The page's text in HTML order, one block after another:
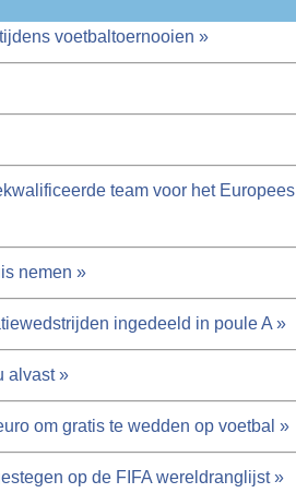
voetbaltoernooien »
team voor het Europees
nemen »
ingedeeld in poule A »
alvast »
om gratis te wedden op voetbal »
op de FIFA wereldranglijst »